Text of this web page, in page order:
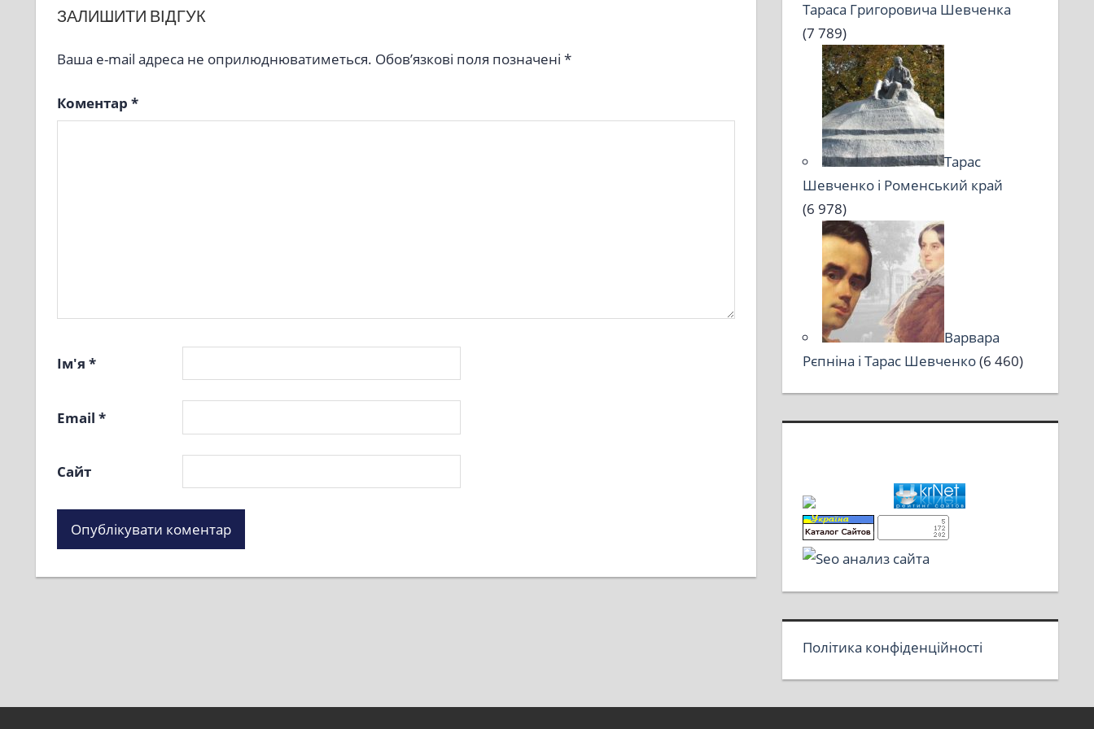
ЗАЛИШИТИ ВІДГУК
Ваша e-mail адреса не оприлюднюватиметься. Обов’язкові поля позначені *
Коментар *
Ім'я *
Email *
Сайт
Тараса Григоровича Шевченка
(7 789)
Тарас
Шевченко і Роменський край
(6 978)
Варвара
Рєпніна і Тарас Шевченко(6 460)
Політика конфіденційності